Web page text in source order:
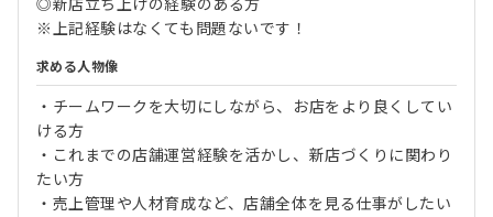
◎新店立ち上げの経験のある方
※上記経験はなくても問題ないです！
求める人物像
・チームワークを大切にしながら、お店をより良くしてい
ける方
・これまでの店舗運営経験を活かし、新店づくりに関わり
たい方
・売上管理や人材育成など、店舗全体を見る仕事がしたい